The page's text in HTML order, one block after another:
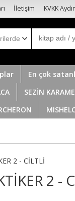
İletişim KVKK
En çok
SEZİN
2 - CİLTLİ
2 -